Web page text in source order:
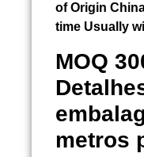
of Origin
time Usually
MOQ
metros